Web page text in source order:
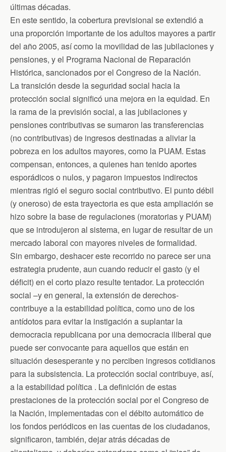
últimas décadas.
En este sentido, la cobertura previsional se extendió a
una proporción importante de los adultos mayores a partir
del año 2005, así como la movilidad de las jubilaciones y
pensiones, y el Programa Nacional de Reparación
Histórica, sancionados por el Congreso de la Nación.
La transición desde la seguridad social hacia la
protección social significó una mejora en la equidad. En
la rama de la previsión social, a las jubilaciones y
pensiones contributivas se sumaron las transferencias
(no contributivas) de ingresos destinadas a aliviar la
pobreza en los adultos mayores, como la PUAM. Estas
compensan, entonces, a quienes han tenido aportes
esporádicos o nulos, y pagaron impuestos indirectos
mientras rigió el seguro social contributivo. El punto débil
(y oneroso) de esta trayectoria es que esta ampliación se
hizo sobre la base de regulaciones (moratorias y PUAM)
que se introdujeron al sistema, en lugar de resultar de un
mercado laboral con mayores niveles de formalidad.
Sin embargo, deshacer este recorrido no parece ser una
estrategia prudente, aun cuando reducir el gasto (y el
déficit) en el corto plazo resulte tentador. La protección
social –y en general, la extensión de derechos-
contribuye a la estabilidad política, como uno de los
antídotos para evitar la instigación a suplantar la
democracia republicana por una democracia iliberal que
puede ser convocante para aquellos que están en
situación desesperante y no perciben ingresos cotidianos
para la subsistencia. La protección social contribuye, así,
a la estabilidad política . La definición de estas
prestaciones de la protección social por el Congreso de
la Nación, implementadas con el débito automático de
los fondos periódicos en las cuentas de los ciudadanos,
significaron, también, dejar atrás décadas de